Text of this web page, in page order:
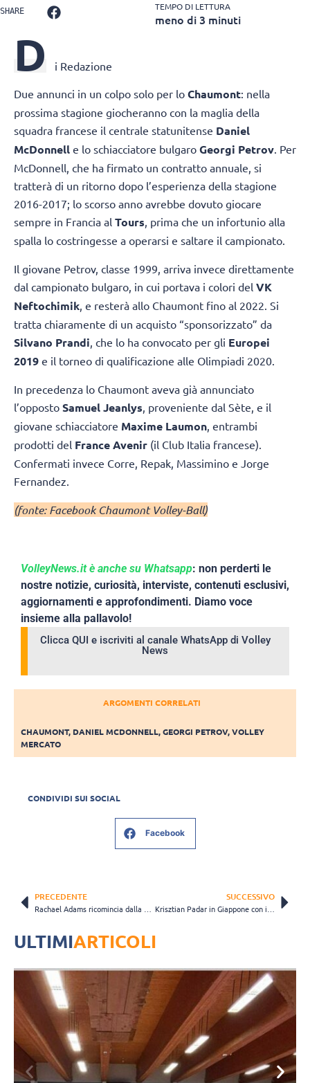
SHARE TEMPO DI LETTURA
meno di 3 minuti
D i Redazione
Due annunci in un colpo solo per lo Chaumont: nella
prossima stagione giocheranno con la maglia della
squadra francese il centrale statunitense Daniel
McDonnell e lo schiacciatore bulgaro Georgi Petrov. Per
McDonnell, che ha firmato un contratto annuale, si
tratterà di un ritorno dopo l’esperienza della stagione
2016-2017; lo scorso anno avrebbe dovuto giocare
sempre in Francia al Tours, prima che un infortunio alla
spalla lo costringesse a operarsi e saltare il campionato.
Il giovane Petrov, classe 1999, arriva invece direttamente
dal campionato bulgaro, in cui portava i colori del VK
Neftochimik , e resterà allo Chaumont fino al 2022. Si
tratta chiaramente di un acquisto “sponsorizzato” da
Silvano Prandi , che lo ha convocato per gli Europei
2019 e il torneo di qualificazione alle Olimpiadi 2020.
In precedenza lo Chaumont aveva già annunciato
l’opposto Samuel Jeanlys, proveniente dal Sète, e il
giovane schiacciatore Maxime Laumon, entrambi
prodotti del France Avenir (il Club Italia francese).
Confermati invece Corre, Repak, Massimino e Jorge
Fernandez.
(fonte: Facebook Chaumont Volley-Ball)
VolleyNews.it è anche su Whatsapp: non perderti le
nostre notizie, curiosità, interviste, contenuti esclusivi,
aggiornamenti e approfondimenti. Diamo voce
insieme alla pallavolo!
Clicca QUI e iscriviti al canale WhatsApp di Volley
News
ARGOMENTI CORRELATI
CHAUMONT, DANIEL MCDONNELL,GEORGI PETROV,VOLLEY
MERCATO
CONDIVIDI SUI SOCIAL
Facebook
PRECEDENTE SUCCESSIVO
ULTIMIARTICOLI